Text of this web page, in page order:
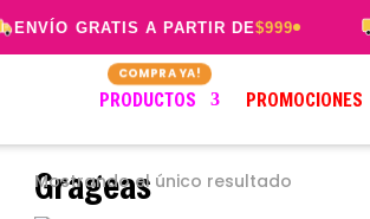
ENVÍO GRATIS A PARTIR DE$999
PRODUCTOS PROMOCIONES
Grageas
Mostrando el único resultado